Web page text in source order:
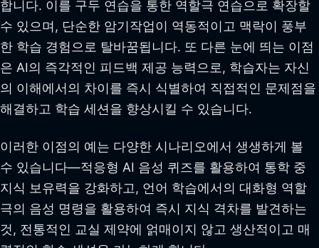
합니다. 이를 구두 연습을 통한 역할극 연습으로 확장할
수 있으며, 단순한 암기작업이 역동적이고 맥락이 풍부
한 학습 경험으로 탈바꿈됩니다. 또 다른 눈에 띄는 이점
은 AI의 즉각적인 피드백 제공 능력으로, 학습자는 자신
의 이해에서의 차이를 즉시 식별하여 직접적인 문제점을
해결하고 학습 세션을 향상시킬 수 있습니다.
이러한 이점의 예는 다양한 시나리오에서 생생하게 볼
수 있습니다—적응형 AI 음성 퀴즈를 활용하여 통학 중
지식 보유력을 강화하고, 언어 학습에서의 대화형 역할
극의 음성 명령을 활용하여 즉시 지식 격차를 발견하는
것, 전통적인 교실 제약에 얽매이지 않고 생산적이고 매